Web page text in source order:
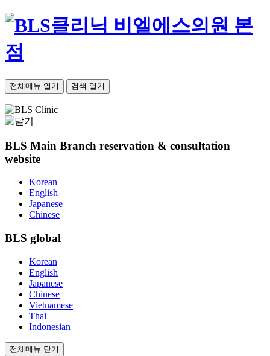
비엘에스의원 본
점
전체메뉴 열기 검색 열기
BLS Main Branch reservation & consultation
website
Korean
English
Japanese
Chinese
BLS global
Korean
English
Japanese
Chinese
Vietnamese
Thai
Indonesian
전체메뉴 닫기